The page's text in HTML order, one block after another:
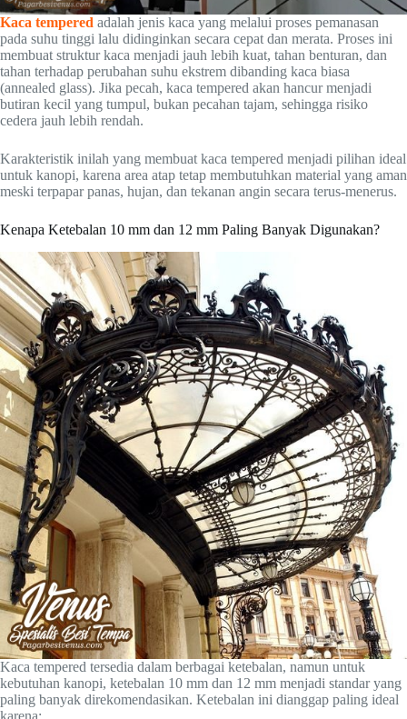
Kaca tempered adalah jenis kaca yang melalui proses pemanasan
pada suhu tinggi lalu didinginkan secara cepat dan merata. Proses ini
membuat struktur kaca menjadi jauh lebih kuat, tahan benturan, dan
tahan terhadap perubahan suhu ekstrem dibanding kaca biasa
(annealed glass). Jika pecah, kaca tempered akan hancur menjadi
butiran kecil yang tumpul, bukan pecahan tajam, sehingga risiko
cedera jauh lebih rendah.
Karakteristik inilah yang membuat kaca tempered menjadi pilihan ideal
untuk kanopi, karena area atap tetap membutuhkan material yang aman
meski terpapar panas, hujan, dan tekanan angin secara terus-menerus.
Kenapa Ketebalan 10 mm dan 12 mm Paling Banyak Digunakan?
Kaca tempered tersedia dalam berbagai ketebalan, namun untuk
kebutuhan kanopi, ketebalan 10 mm dan 12 mm menjadi standar yang
paling banyak direkomendasikan. Ketebalan ini dianggap paling ideal